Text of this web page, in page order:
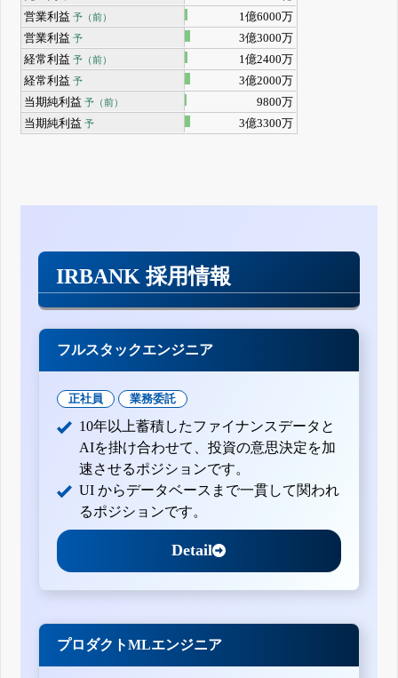
営業利益予（前）
1億6000万
営業利益予
3億3000万
経常利益予（前）
1億2400万
経常利益予
3億2000万
当期純利益予（前）
9800万
当期純利益予 3億3300万
IRBANK 採用情報
フルスタックエンジニア
正社員 業務委託
10年以上蓄積したファイナンスデータと
AIを掛け合わせて、投資の意思決定を加
速させるポジションです。
UI からデータベースまで一貫して関われ
るポジションです。
Detail
プロダクトMLエンジニア